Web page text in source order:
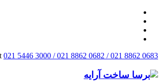
021 5446 3000 / 021 8862 0682 / 021 8862 0683